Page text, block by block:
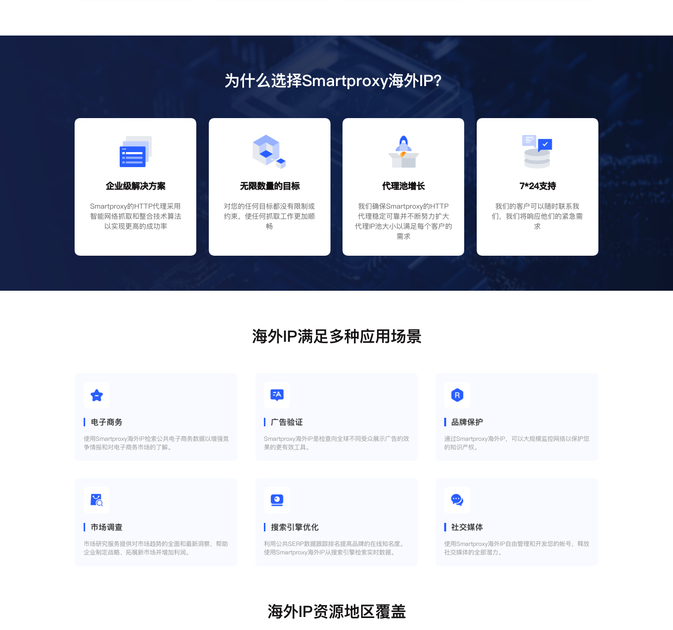
为什么选择Smartproxy海外IP？
企业级解决方案
Smartproxy的HTTP代理采用
智能网络抓取和整合技术算法
以实现更高的成功率
无限数量的目标
对您的任何目标都没有限制或
约束，使任何抓取工作更加顺
畅
代理池增长
我们确保Smartproxy的HTTP
代理稳定可靠并不断努力扩大
代理IP池大小以满足每个客户的
需求
7*24支持
我们的客户可以随时联系我
们，我们将响应他们的紧急需
求
海外IP满足多种应用场景
电子商务
使用Smartproxy海外IP检索公共电子商务数据以增强竞
争情报和对电子商务市场的了解。
广告验证
Smartproxy海外IP是检查向全球不同受众展示广告的效
果的更有效工具。
品牌保护
通过Smartproxy海外IP，可以大规模监控网络以保护您
的知识产权。
市场调查
市场研究服务提供对市场趋势的全面和最新洞察，帮助
企业制定战略、拓展新市场并增加利润。
搜索引擎优化
利用公共SERP数据跟踪排名提高品牌的在线知名度。
使用Smartproxy海外IP从搜索引擎检索实时数据。
社交媒体
使用Smartproxy海外IP自由管理和开发您的帐号，释放
社交媒体的全部潜力。
海外IP资源地区覆盖